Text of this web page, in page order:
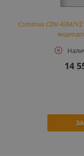
Commax CDV-43M/
14